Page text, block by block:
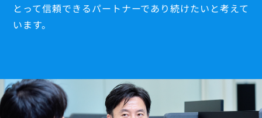
とって信頼できるパートナーであり続けたいと考えて
います。